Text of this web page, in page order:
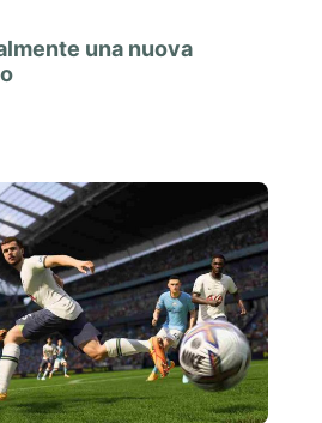
una nuova